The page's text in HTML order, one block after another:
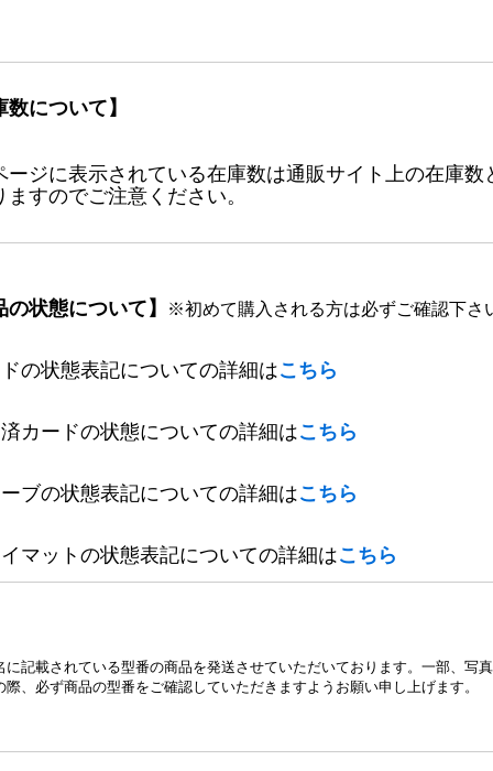
数について】
ージに表示されている在庫数は通販サイト上の在庫
ますのでご注意ください。
の状態について】 ※初めて購入される方は必ずご確認下さ
の状態表記についての詳細はこちら
カードの状態についての詳細はこちら
ブの状態表記についての詳細はこちら
マットの状態表記についての詳細はこちら
記載されている型番の商品を発送させていただいております。一部、写
際、必ず商品の型番をご確認していただきますようお願い申し上げます。